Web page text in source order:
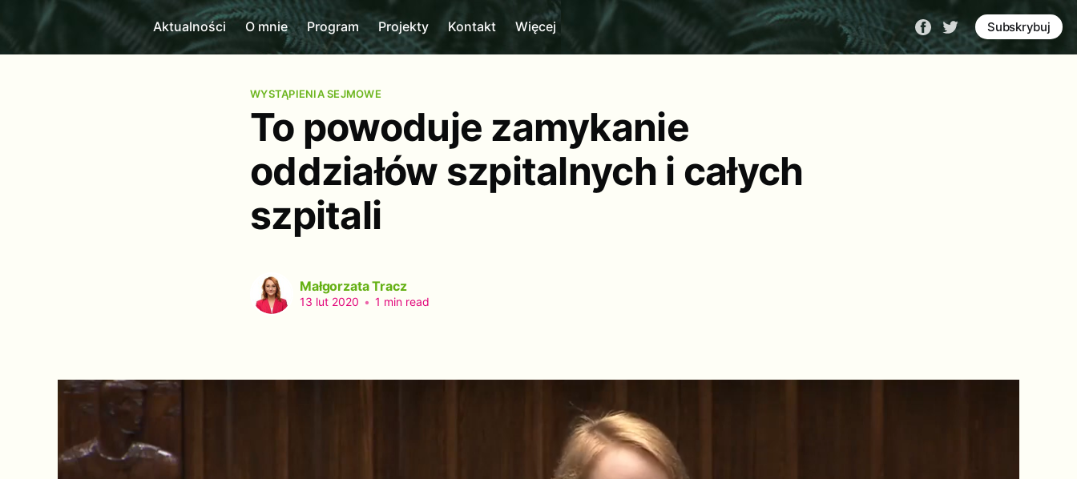
Aktualności O mnie Program Projekty Kontakt Więcej Subskrybuj
WYSTĄPIENIA SEJMOWE
To powoduje zamykanie
oddziałów szpitalnych i całych
szpitali
Małgorzata Tracz
13 lut 2020 • 1 min read